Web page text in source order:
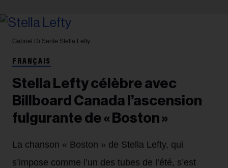
Gabriel Di Sante Stella Lefty
FRANÇAIS
Stella Lefty célèbre avec
Billboard Canada l’ascension
fulgurante de « Boston »
La chanson « Boston » de Stella Lefty, qui
s’impose comme l’un des tubes de l’été, s’est